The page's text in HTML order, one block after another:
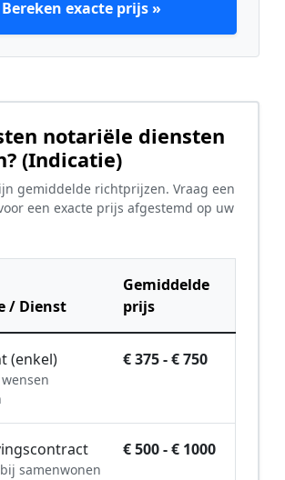
Bereken exacte prijs »
notariële diensten
(Indicatie)
gemiddelde richtprijzen. Vraag een
een exacte prijs afgestemd op uw
/ Dienst
Gemiddelde
prijs
(enkel) € 375 - € 750
samenwonen
€ 500 - € 1000